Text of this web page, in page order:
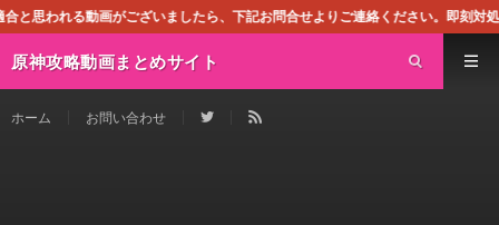
ございましたら、下記お問合せよりご連絡ください。即刻対処させて頂きま
原神攻略動画まとめサイト
ホーム お問い合わせ